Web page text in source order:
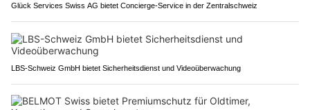
Glück Services Swiss AG bietet Concierge-Service in der Zentralschweiz
LBS-Schweiz GmbH bietet Sicherheitsdienst und Videoüberwachung